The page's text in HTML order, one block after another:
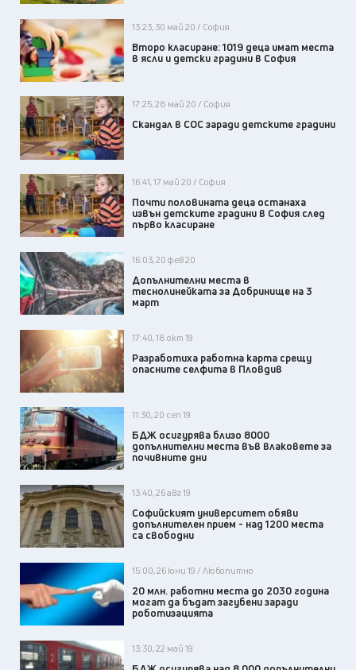
13:23, 30 май 20 / София
Второ класиране: 1019 деца имат места
в ясли и детски градини в София
17:25, 28 май 20 / София
Скандал в СОС заради детските градини
16:41, 17 май 20 / София
Почти половината деца останаха
извън детските градини в София след
първо класиране
16:03, 20 фев 20
Допълнителни места в
теснолинейката за Добринище на 3
март
17:40, 18 окт 19
Разработиха работна карта срещу
опасните селфита в Пловдив
11:30, 20 сеп 19
БДЖ осигурява близо 8000
допълнителни места във влаковете за
почивните дни
13:40, 26 авг 19
Софийският университет обяви
допълнителен прием - над 1200 места
са свободни
15:00, 26 юни 19 / Любопитно
20 млн. работни места до 2030 година
могат да бъдат загубени заради
роботизацията
13:30, 22 май 19